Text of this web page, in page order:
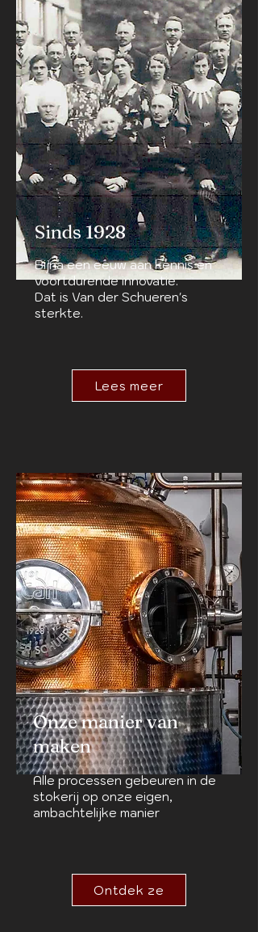
Sinds 1928
Bijna een eeuw aan kennis en
voortdurende innovatie.
Dat is Van der Schueren's
sterkte.
Lees meer
Onze manier van
maken
Alle processen gebeuren in de
stokerij op onze eigen,
ambachtelijke manier
Ontdek ze